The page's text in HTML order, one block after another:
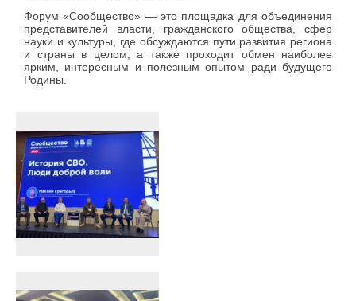
Форум «Сообщество» — это площадка для объединения
представителей власти, гражданского общества, сфер
науки и культуры, где обсуждаются пути развития региона
и страны в целом, а также проходит обмен наиболее
ярким, интересным и полезным опытом ради будущего
Родины.